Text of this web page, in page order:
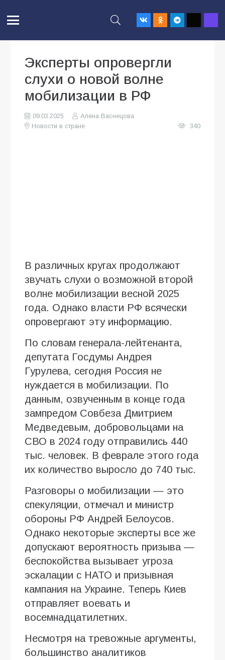
Эксперты опровергли
слухи о новой волне
мобилизации в РФ
09.03.2025
Алена Васнецова
Новости в стране
340
В различных кругах продолжают
звучать слухи о возможной второй
волне мобилизации весной 2025
года. Однако власти РФ всячески
опровергают эту информацию.
По словам генерала-лейтенанта,
депутата Госдумы Андрея
Гурулева, сегодня Россия не
нуждается в мобилизации. По
данным, озвученным в конце года
зампредом Совбеза Дмитрием
Медведевым, добровольцами на
СВО в 2024 году отправились 440
тыс. человек. В феврале этого года
их количество выросло до 740 тыс.
Разговоры о мобилизации — это
спекуляции, отмечал и министр
обороны РФ Андрей Белоусов.
Однако некоторые эксперты все же
допускают вероятность призыва —
беспокойства вызывает угроза
эскалации с НАТО и призывная
кампания на Украине. Теперь Киев
отправляет воевать и
восемнадцатилетних.
Несмотря на тревожные аргументы,
большинство аналитиков